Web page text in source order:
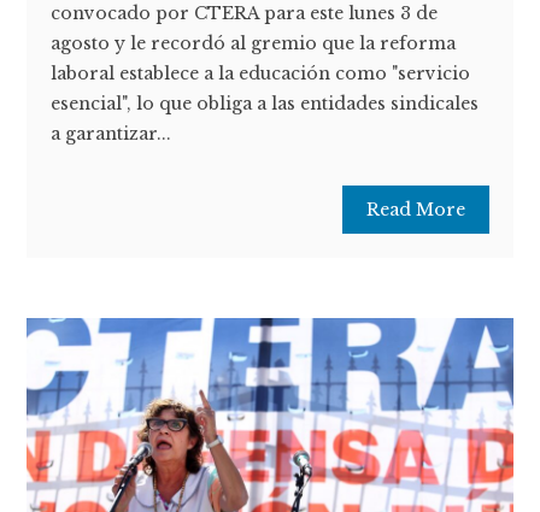
convocado por CTERA para este lunes 3 de
agosto y le recordó al gremio que la reforma
laboral establece a la educación como "servicio
esencial", lo que obliga a las entidades sindicales
a garantizar...
Read More